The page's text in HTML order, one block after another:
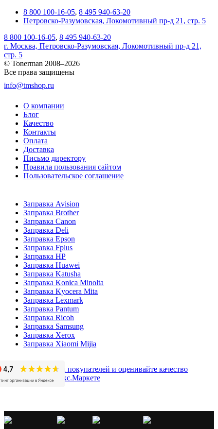
8 800 100-16-05, 8 495 940-63-20
Петровско-Разумовская, Локомотивный пр-д 21, стр. 5
8 800 100-16-05, 8 495 940-63-20
г. Москва, Петровско-Разумовская, Локомотивный пр-д 21,
стр. 5
© Tonerman 2008–2026
Все права защищены
info@tmshop.ru
О компании
Блог
Качество
Контакты
Оплата
Доставка
Письмо директору
Правила пользования сайтом
Пользовательское соглашение
Заправка Avision
Заправка Brother
Заправка Canon
Заправка Deli
Заправка Epson
Заправка Fplus
Заправка HP
Заправка Huawei
Заправка Katusha
Заправка Konica Minolta
Заправка Kyocera Mita
Заправка Lexmark
Заправка Pantum
Заправка Ricoh
Заправка Samsung
Заправка Xerox
Заправка Xiaomi Mijia